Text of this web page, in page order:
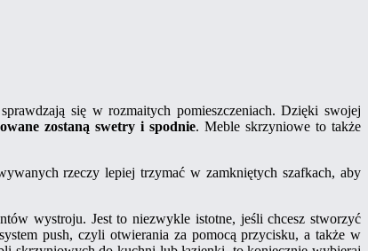
się w rozmaitych pomieszczeniach. Dzięki swojej
zostaną swetry i spodnie. Meble skrzyniowe to także
rzeczy lepiej trzymać w zamkniętych szafkach, aby
wystroju. Jest to niezwykle istotne, jeśli chcesz stworzyć
push, czyli otwierania za pomocą przycisku, a także w